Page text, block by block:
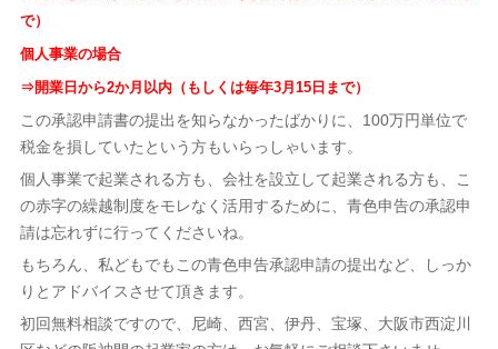
で）
個人事業の場合
⇒開業日から2か月以内（もしくは毎年3月15日まで）
この承認申請書の提出を知らなかったばかりに、100万円単位で
税金を損していたという方もいらっしゃいます。
個人事業で起業される方も、会社を設立して起業される方も、こ
の赤字の繰越制度をモレなく活用するために、青色申告の承認申
請は忘れずに行ってくださいね。
もちろん、私どもでもこの青色申告承認申請の提出など、しっか
りとアドバイスさせて頂きます。
初回無料相談ですので、尼崎、西宮、伊丹、宝塚、大阪市西淀川